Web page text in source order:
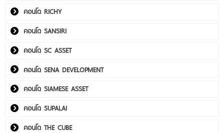
คอนโด RICHY
คอนโด SANSIRI
คอนโด SC ASSET
คอนโด SENA DEVELOPMENT
คอนโด SIAMESE ASSET
คอนโด SUPALAI
คอนโด THE CUBE